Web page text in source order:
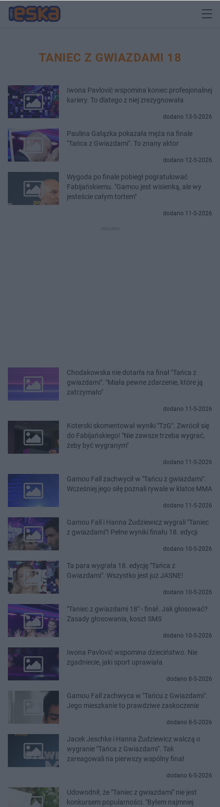
TANIEC Z GWIAZDAMI 18
Iwona Pavlović wspomina koniec profesjonalnej
kariery. To dlatego z niej zrezygnowała
dodano 13-5-2026
Paulina Gałązka pokazała męża na finale
"Tańca z Gwiazdami". To znany aktor
dodano 12-5-2026
Wygoda po finale pobiegł pogratulować
Fabijańskiemu. "Gamou jest wisienką, ale wy
jesteście całym tortem"
dodano 11-5-2026
Chodakowska nie dotarła na finał "Tańca z
gwiazdami". "Miała pewne zdarzenie, które ją
zatrzymało"
dodano 11-5-2026
Koterski skomentował wyniki "TzG". Zwrócił się
do Fabijańskiego! "Nie zawsze trzeba wygrać,
żeby być wygranym"
dodano 11-5-2026
Gamou Fall zachwycił w "Tańcu z gwiazdami".
Wcześniej jego siłę poznali rywale w klatce MMA
dodano 11-5-2026
Gamou Fall i Hanna Żudziewicz wygrali "Taniec
z gwiazdami"! Pełne wyniki finału 18. edycji
dodano 10-5-2026
Ta para wygrała 18. edycję "Tańca z
Gwiazdami". Wszystko jest już JASNE!
dodano 10-5-2026
"Taniec z gwiazdami 18" - finał. Jak głosować?
Zasady głosowania, koszt SMS
dodano 10-5-2026
Iwona Pavlović wspomina dzieciństwo. Nie
zgadniecie, jaki sport uprawiała
dodano 8-5-2026
Gamou Fall zachwyca w "Tańcu z Gwiazdami".
Jego mieszkanie to prawdziwe zaskoczenie
dodano 8-5-2026
Jacek Jeschke i Hanna Żudziewicz walczą o
wygranie "Tańca z Gwiazdami". Tak
zareagowali na pierwszy wspólny finał
dodano 6-5-2026
Udowodnił, że "Taniec z gwiazdami" nie jest
konkursem popularności. "Byłem najmniej